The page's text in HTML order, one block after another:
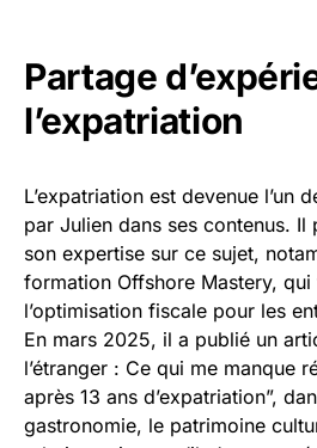
Partage
l’expatriation
L’expatriation est devenue l’un
par Julien dans ses contenus. Il
son expertise sur ce sujet,
formation Offshore Mastery, qui
l’optimisation fiscale pour les
En mars 2025, il a publié un
l’étranger : Ce qui me manque
après 13 ans d’expatriation”,
gastronomie, le patrimoine